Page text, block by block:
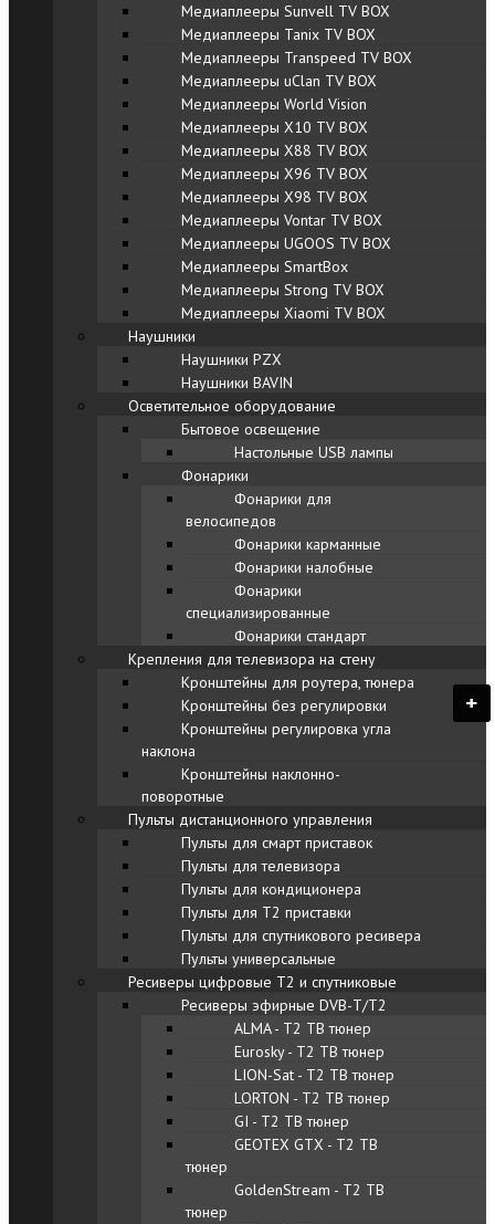
+
+
+
+
+
+
+
+
+
+
+
+
+
+
+
+
+
+
+
+
+
+
+
+
+
+
+
+
+
+
+
Медиаплееры Sunvell TV BOX
Медиаплееры Tanix TV BOX
Медиаплееры Transpeed TV BOX
Медиаплееры uClan TV BOX
Медиаплееры World Vision
Медиаплееры X10 TV BOX
Медиаплееры X88 TV BOX
Медиаплееры X96 TV BOX
Медиаплееры X98 TV BOX
Медиаплееры Vontar TV BOX
Медиаплееры UGOOS TV BOX
Медиаплееры SmartBox
Медиаплееры Strong TV BOX
Медиаплееры Xiaomi TV BOX
+
Наушники
Наушники PZX
Наушники BAVIN
+
Осветительное оборудование
+
Бытовое освещение
Настольные USB лампы
+
Фонарики
Фонарики для
велосипедов
Фонарики карманные
Фонарики налобные
Фонарики
специализированные
Фонарики стандарт
+
Крепления для телевизора на стену
Кронштейны для роутера, тюнера
Кронштейны без регулировки
Кронштейны регулировка угла
наклона
Кронштейны наклонно-
поворотные
+
Пульты дистанционного управления
Пульты для смарт приставок
Пульты для телевизора
Пульты для кондиционера
Пульты для Т2 приставки
Пульты для спутникового ресивера
Пульты универсальные
+
Ресиверы цифровые Т2 и спутниковые
+
Ресиверы эфирные DVB-Т/Т2
ALMA - T2 ТВ тюнер
Eurosky - T2 ТВ тюнер
LION-Sat - T2 ТВ тюнер
LORTON - T2 ТВ тюнер
GI - T2 ТВ тюнер
GEOTEX GTX - T2 ТВ
тюнер
GoldenStream - T2 ТВ
тюнер
+
+
+
+
+
+
+
+
+
+